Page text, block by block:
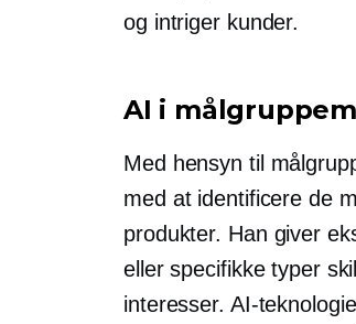
og intriger kunder.
AI i
Med hensyn til
med at identificere de
produkter. Han giver
eller specifikke typer
interesser. AI-